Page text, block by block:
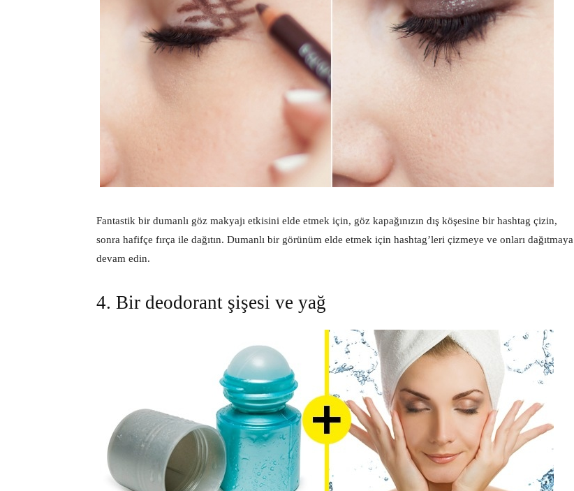
Fantastik bir dumanlı göz makyajı etkisini elde etmek için, göz kapağınızın dış köşesine bir hashtag çizin,
sonra hafifçe fırça ile dağıtın. Dumanlı bir görünüm elde etmek için hashtag’leri çizmeye ve onları dağıtmaya
devam edin.
4. Bir deodorant şişesi ve yağ